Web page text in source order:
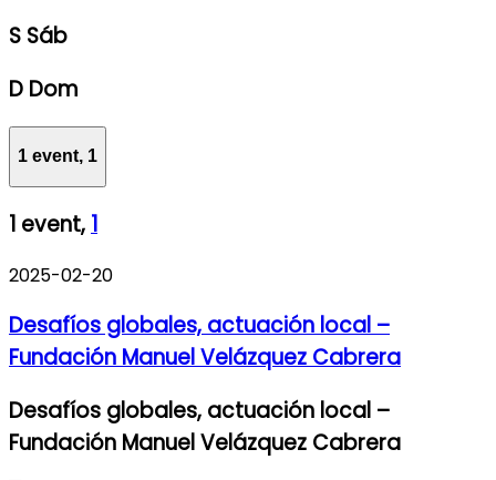
S Sáb
D Dom
1 event, 1
1 event, 1
2025-02-20
Desafíos globales, actuación local –
Fundación Manuel Velázquez Cabrera
Desafíos globales, actuación local –
Fundación Manuel Velázquez Cabrera